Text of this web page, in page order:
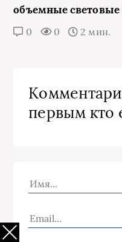
объемные световые
0 0 2 мин.
первым кто